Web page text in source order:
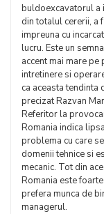
buldoexcavatorul a
din totalul cererii, a
impreuna cu
lucru. Este un
accent mai mare
intretinere si
ca aceasta tendinta
precizat Razvan
Referitor la
Romania indica
problema cu care
domenii tehnice si
mecanic. Tot din
Romania este
prefera munca de
managerul.